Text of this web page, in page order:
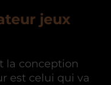
jeux
la conception
est celui qui va